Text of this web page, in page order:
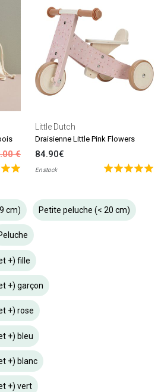
€
Little Dutch
Draisienne Little Pink Flowers
84.90€
En stock
cm) Petite peluche (< 20 cm)
+) fille
+) garçon
+) rose
+) bleu
+) blanc
+) vert